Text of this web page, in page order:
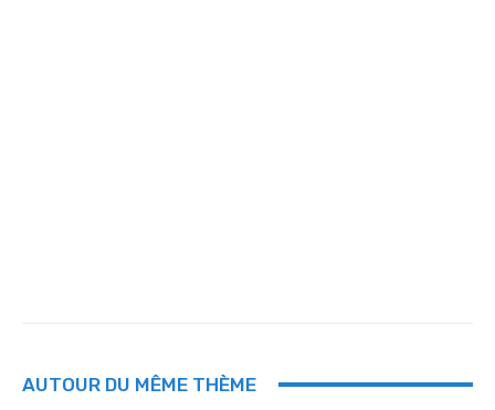
AUTOUR DU MÊME THÈME